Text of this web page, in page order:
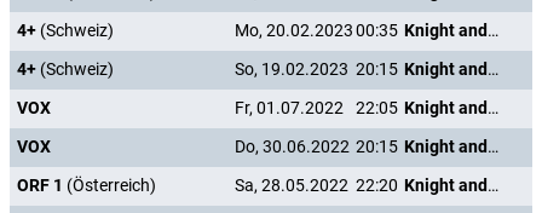
4+ (Schweiz) Mo, 20.02.202300:35
Knight and Day
4+ (Schweiz) So, 19.02.2023 20:15
Knight and Day
VOX
Fr, 01.07.2022 22:05
Knight and Day
VOX
Do, 30.06.2022 20:15
Knight and Day
ORF 1 (Österreich) Sa, 28.05.2022 22:20
Knight and Day